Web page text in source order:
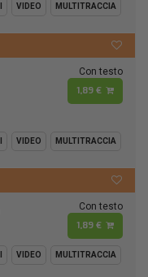
VIDEO MULTITRACCIA
Con testo
1,89 €
VIDEO MULTITRACCIA
Con testo
1,89 €
VIDEO MULTITRACCIA